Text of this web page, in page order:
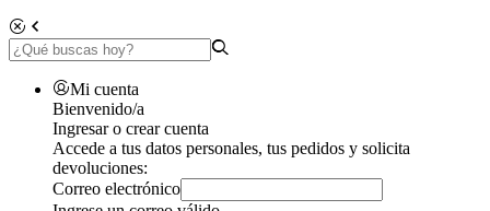
Mi cuenta
Bienvenido/a
Ingresar o crear cuenta
Accede a tus datos personales, tus pedidos y solicita
devoluciones:
Correo electrónico